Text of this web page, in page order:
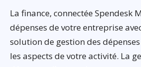
La finance, connectée Spendesk
dépenses de votre entreprise
solution de gestion des
les aspects de votre activité. La